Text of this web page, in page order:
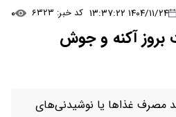
۱۴۰۴/۱۱/۲۴ ۱۳:۳۷:۲۲ کد خبر: ۶۳۲۳ ۰
بروز آکنه و جوش
مصرف غذاها یا نوشیدنی‌های